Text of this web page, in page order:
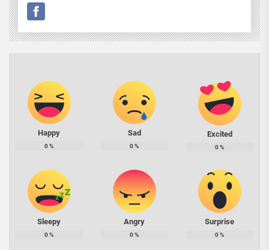
Happy
0%
Sad
0%
Excited
0%
Sleepy
0%
Angry
0%
Surprise
0%